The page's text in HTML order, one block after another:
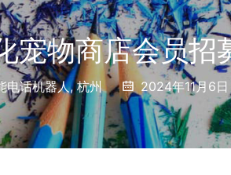
宠物商店会员招
电话机器人,杭州 2024年11月6